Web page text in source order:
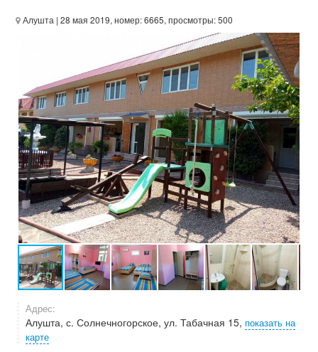
Алушта | 28 мая 2019, номер: 6665, просмотры: 500
Адрес:
Алушта, с. Солнечногорское, ул. Табачная 15, показать на
карте